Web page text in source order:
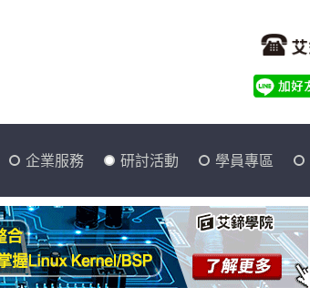
企業服務 研討活動 學員專區